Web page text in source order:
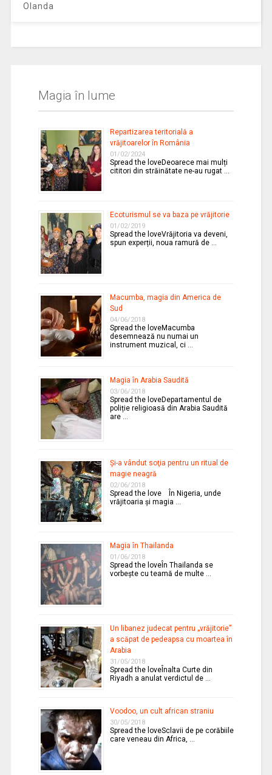
Olanda
Magia în lume
Repartizarea teritorială a
vrăjitoarelor în România
01/02/2024
Spread the loveDeoarece mai mulți
cititori din străinătate ne-au rugat …
Ecoturismul se va baza pe vrăjitorie
01/02/2019
Spread the loveVrăjitoria va deveni,
spun experții, noua ramură de …
Macumba, magia din America de
Sud
04/06/2018
Spread the loveMacumba
desemnează nu numai un
instrument muzical, ci …
Magia în Arabia Saudită
03/06/2018
Spread the loveDepartamentul de
poliție religioasă din Arabia Saudită
are …
Şi-a vândut soţia pentru un ritual de
magie neagră
02/06/2018
Spread the love În Nigeria, unde
vrăjitoaria şi magia …
Magia în Thailanda
01/06/2018
Spread the loveÎn Thailanda se
vorbeşte cu teamă de multe …
Un libanez judecat pentru „vrăjitorie”
a scăpat de pedeapsa cu moartea în
Arabia
31/05/2018
Spread the loveÎnalta Curte din
Riyadh a anulat verdictul de …
Voodoo, un cult african straniu
30/05/2018
Spread the loveSclavii de pe corăbiile
care veneau din Africa, …